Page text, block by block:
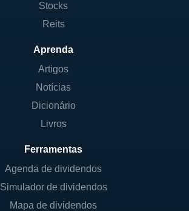
Stocks
Reits
Aprenda
Artigos
Notícias
Dicionário
Livros
Ferramentas
Agenda de dividendos
Simulador de dividendos
Mapa de dividendos